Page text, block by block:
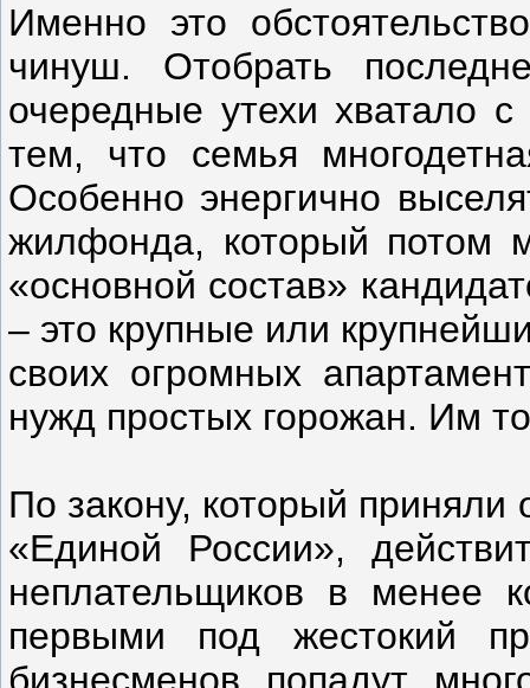
Именно это
чинуш. Отобрать
очередные утехи хватало
тем, что семья
Особенно энергично
жилфонда, который потом
«основной состав»
– это крупные или
своих огромных
нужд простых горожан. Им
По закону, который
«Единой России»,
неплательщиков в менее
первыми под жестокий